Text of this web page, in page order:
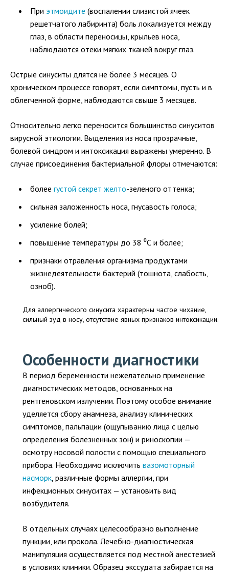
При этмоидите (воспалении слизистой ячеек
решетчатого лабиринта) боль локализуется между
глаз, в области переносицы, крыльев носа,
наблюдаются отеки мягких тканей вокруг глаз.
Острые синуситы длятся не более 3 месяцев. О
хроническом процессе говорят, если симптомы, пусть и в
облегченной форме, наблюдаются свыше 3 месяцев.
Относительно легко переносится большинство синуситов
вирусной этиологии. Выделения из носа прозрачные,
болевой синдром и интоксикация выражены умеренно. В
случае присоединения бактериальной флоры отмечаются:
более густой секрет желто-зеленого оттенка;
сильная заложенность носа, гнусавость голоса;
усиление болей;
повышение температуры до 38 ⁰С и более;
признаки отравления организма продуктами
жизнедеятельности бактерий (тошнота, слабость,
озноб).
Для аллергического синусита характерны частое чихание,
сильный зуд в носу, отсутствие явных признаков интоксикации.
Особенности диагностики
В период беременности нежелательно применение
диагностических методов, основанных на
рентгеновском излучении. Поэтому особое внимание
уделяется сбору анамнеза, анализу клинических
симптомов, пальпации (ощупыванию лица с целью
определения болезненных зон) и риноскопии —
осмотру носовой полости с помощью специального
прибора. Необходимо исключить вазомоторный
насморк, различные формы аллергии, при
инфекционных синуситах — установить вид
возбудителя.
В отдельных случаях целесообразно выполнение
пункции, или прокола. Лечебно-диагностическая
манипуляция осуществляется под местной анестезией
в условиях клиники. Образец экссудата забирается на